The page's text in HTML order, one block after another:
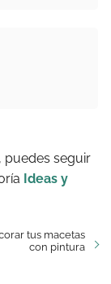
, puedes seguir
Ideas y
tus macetas
con pintura